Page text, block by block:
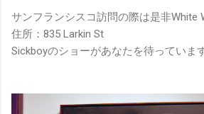
サンフランシスコ訪問の際は是非White
住所：835 Larkin St
Sickboyのショーがあなたを待っていま